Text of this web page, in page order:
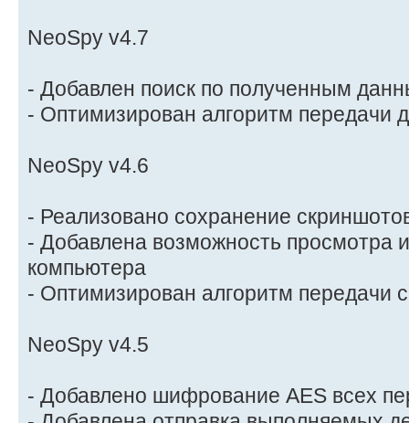
NeoSpy v4.7
- Добавлен поиск по полученным
- Оптимизирован алгоритм передачи
NeoSpy v4.6
- Реализовано сохранение
- Добавлена возможность просмотра
компьютера
- Оптимизирован алгоритм передачи
NeoSpy v4.5
- Добавлено шифрование AES всех